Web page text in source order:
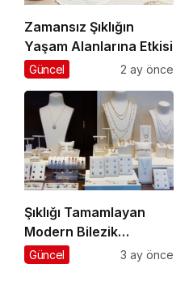
Zamansız Şıklığın
Yaşam Alanlarına Etkisi
Güncel 2 ay önce
Şıklığı Tamamlayan
Modern Bilezik
Seçenekleri
Güncel 3 ay önce